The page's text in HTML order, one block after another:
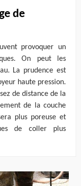
de
provoquer un
On peut les
La prudence est
haute pression.
de distance de la
de la couche
plus poreuse et
de coller plus